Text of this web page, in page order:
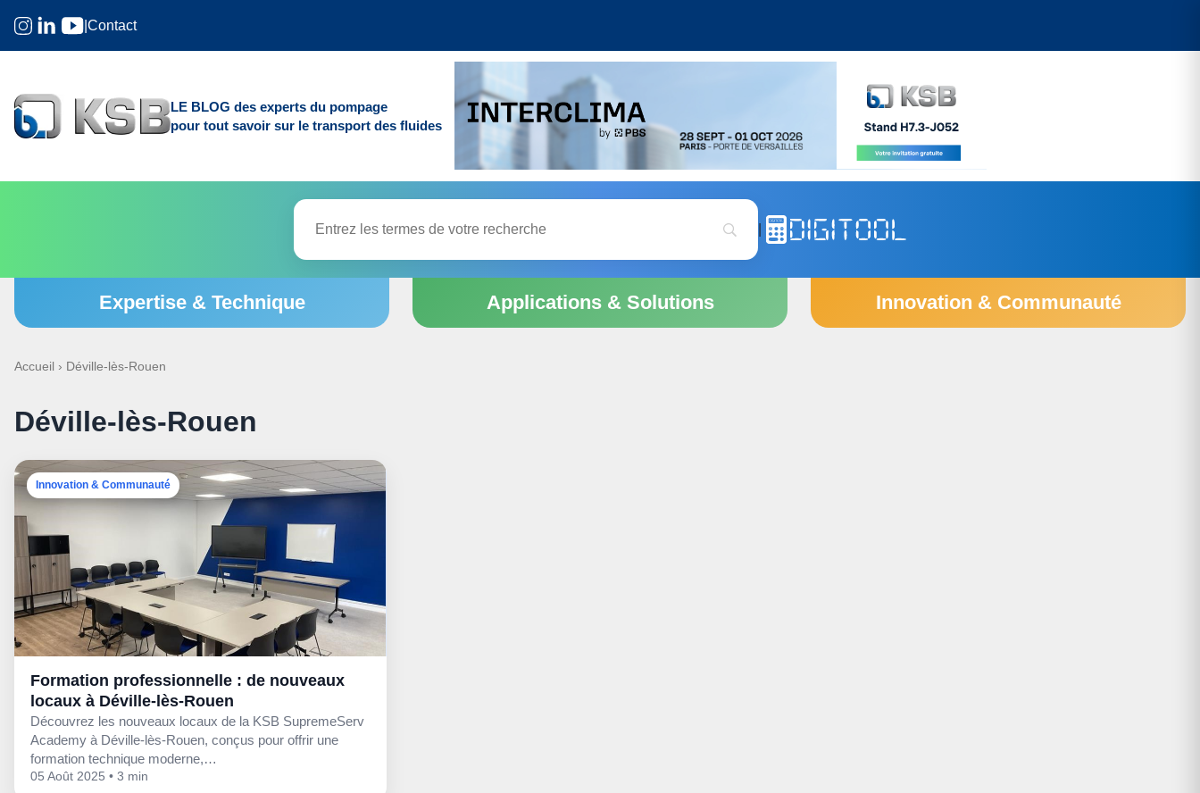
Contact
LE BLOG des experts du pompage
pour tout savoir sur le transport des fluides
Expertise & Technique Applications & Solutions Innovation & Communauté
Accueil › Déville-lès-Rouen
Déville-lès-Rouen
Innovation & Communauté
Formation professionnelle : de nouveaux
locaux à Déville-lès-Rouen
Découvrez les nouveaux locaux de la KSB SupremeServ
Academy à Déville-lès-Rouen, conçus pour offrir une
formation technique moderne,…
05 Août 2025 • 3 min